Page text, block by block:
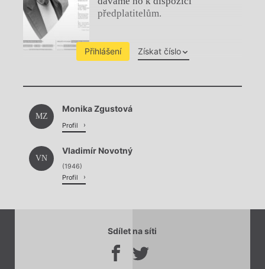
předplatitelům.
Přihlášení Získat číslo
Chviličku.
Načítá se.
MZ
Monika Zgustová
Profil
VN
Vladimír Novotný
(1946)
Profil
Sdílet na síti